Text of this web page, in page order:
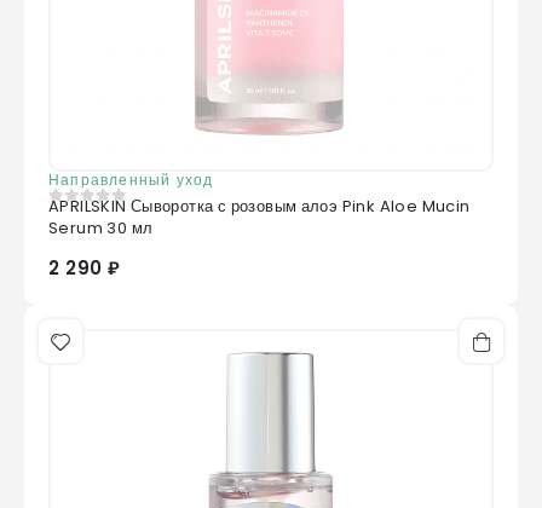
Направленный уход
0из 5
APRILSKIN Сыворотка с розовым алоэ Pink Aloe Mucin
Serum 30 мл
2 290 ₽